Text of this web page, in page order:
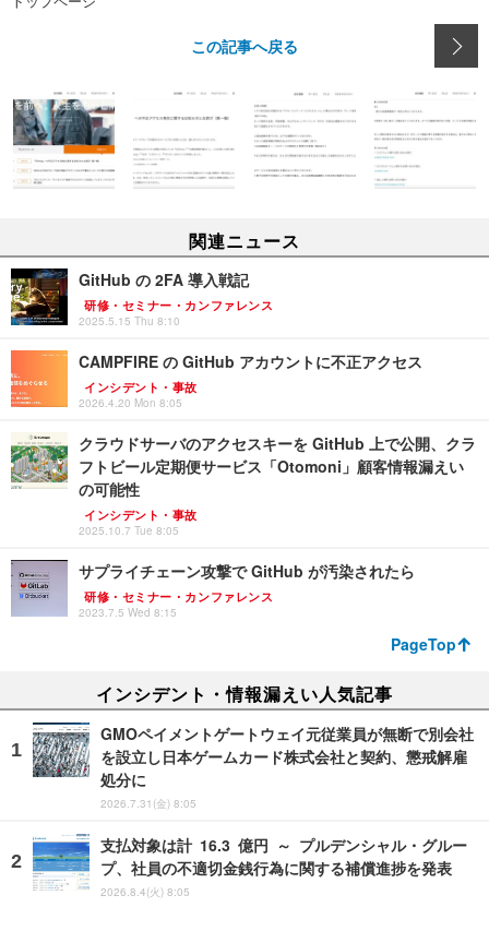
この記事へ戻る
関連ニュース
GitHub の 2FA 導入戦記
研修・セミナー・カンファレンス
2025.5.15 Thu 8:10
CAMPFIRE の GitHub アカウントに不正アクセス
インシデント・事故
2026.4.20 Mon 8:05
クラウドサーバのアクセスキーを GitHub 上で公開、クラ
フトビール定期便サービス「Otomoni」顧客情報漏えい
の可能性
インシデント・事故
2025.10.7 Tue 8:05
サプライチェーン攻撃で GitHub が汚染されたら
研修・セミナー・カンファレンス
2023.7.5 Wed 8:15
PageTop
インシデント・情報漏えい人気記事
GMOペイメントゲートウェイ元従業員が無断で別会社
を設立し日本ゲームカード株式会社と契約、懲戒解雇
処分に
2026.7.31(金) 8:05
支払対象は計 16.3 億円 ～ プルデンシャル・グルー
プ、社員の不適切金銭行為に関する補償進捗を発表
2026.8.4(火) 8:05